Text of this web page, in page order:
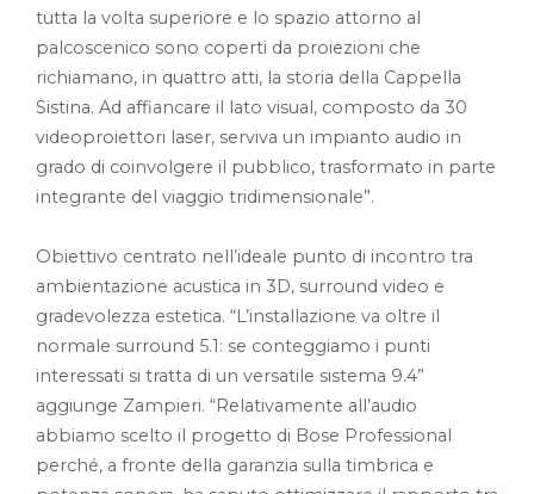
tutta la volta superiore e lo spazio attorno al
palcoscenico sono coperti da proiezioni che
richiamano, in quattro atti, la storia della Cappella
Sistina. Ad affiancare il lato visual, composto da 30
videoproiettori laser, serviva un impianto audio in
grado di coinvolgere il pubblico, trasformato in parte
integrante del viaggio tridimensionale”.
Obiettivo centrato nell’ideale punto di incontro tra
ambientazione acustica in 3D, surround video e
gradevolezza estetica. “L’installazione va oltre il
normale surround 5.1: se conteggiamo i punti
interessati si tratta di un versatile sistema 9.4”
aggiunge Zampieri. “Relativamente all’audio
abbiamo scelto il progetto di Bose Professional
perché, a fronte della garanzia sulla timbrica e